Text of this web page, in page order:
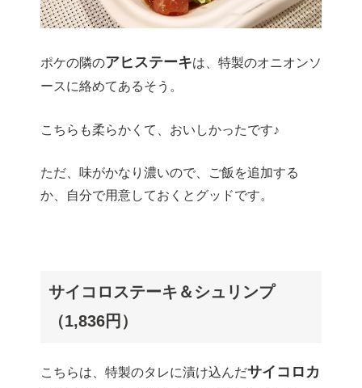
ポケの隣のアヒステーキは、特製のオニオンソ
ースに絡めてあるそう。
こちらも柔らかくて、おいしかったです♪
ただ、味がかなり濃いので、ご飯を追加する
か、自分で用意しておくとグッドです。
サイコロステーキ＆シュリンプ
（1,836円）
こちらは、特製のタレに漬け込んだサイコロカ